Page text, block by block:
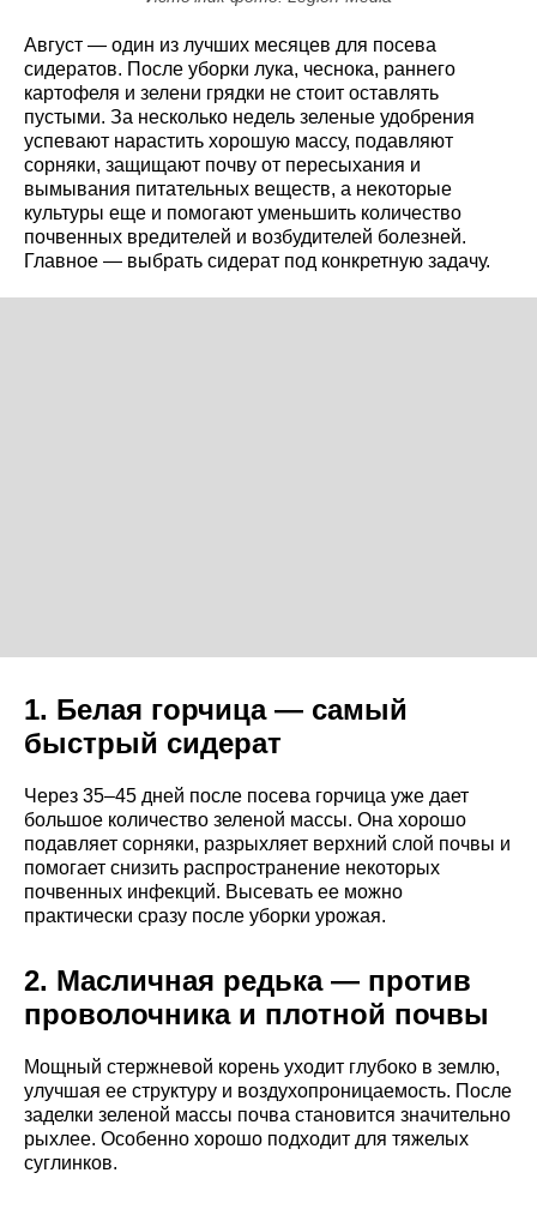
Август — один из лучших месяцев для посева
сидератов. После уборки лука, чеснока, раннего
картофеля и зелени грядки не стоит оставлять
пустыми. За несколько недель зеленые удобрения
успевают нарастить хорошую массу, подавляют
сорняки, защищают почву от пересыхания и
вымывания питательных веществ, а некоторые
культуры еще и помогают уменьшить количество
почвенных вредителей и возбудителей болезней.
Главное — выбрать сидерат под конкретную задачу.
1. Белая горчица — самый
быстрый сидерат
Через 35–45 дней после посева горчица уже дает
большое количество зеленой массы. Она хорошо
подавляет сорняки, разрыхляет верхний слой почвы и
помогает снизить распространение некоторых
почвенных инфекций. Высевать ее можно
практически сразу после уборки урожая.
2. Масличная редька — против
проволочника и плотной почвы
Мощный стержневой корень уходит глубоко в землю,
улучшая ее структуру и воздухопроницаемость. После
заделки зеленой массы почва становится значительно
рыхлее. Особенно хорошо подходит для тяжелых
суглинков.